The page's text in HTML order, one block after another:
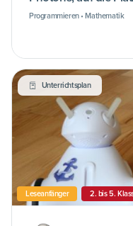
Programmieren • Mathematik
Unterrichtsplan
Leseanfänger 2. bis 5.